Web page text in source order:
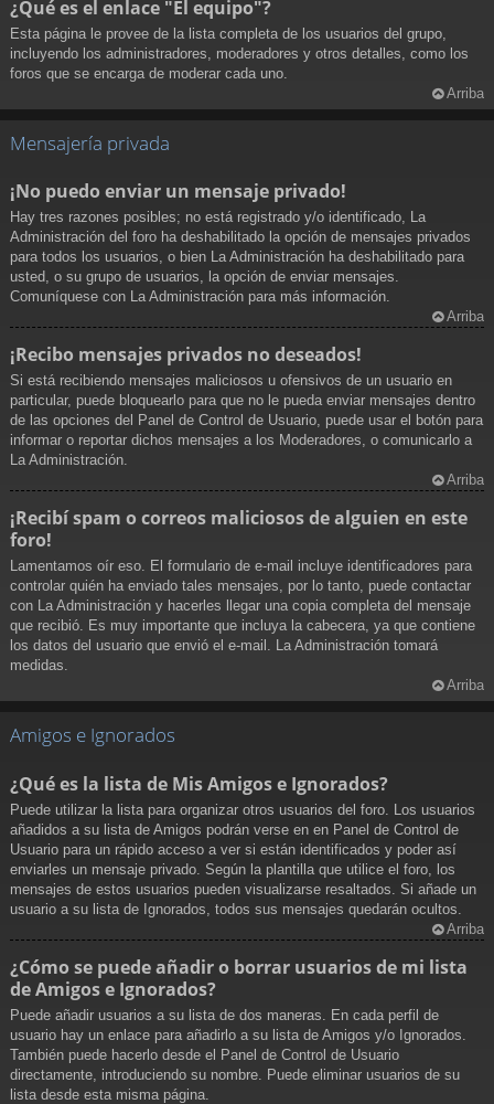
¿Qué es el enlace "El equipo"?
Esta página le provee de la lista completa de los usuarios del grupo,
incluyendo los administradores, moderadores y otros detalles, como los
foros que se encarga de moderar cada uno.
Arriba
Mensajería privada
¡No puedo enviar un mensaje privado!
Hay tres razones posibles; no está registrado y/o identificado, La
Administración del foro ha deshabilitado la opción de mensajes privados
para todos los usuarios, o bien La Administración ha deshabilitado para
usted, o su grupo de usuarios, la opción de enviar mensajes.
Comuníquese con La Administración para más información.
Arriba
¡Recibo mensajes privados no deseados!
Si está recibiendo mensajes maliciosos u ofensivos de un usuario en
particular, puede bloquearlo para que no le pueda enviar mensajes dentro
de las opciones del Panel de Control de Usuario, puede usar el botón para
informar o reportar dichos mensajes a los Moderadores, o comunicarlo a
La Administración.
Arriba
¡Recibí spam o correos maliciosos de alguien en este
foro!
Lamentamos oír eso. El formulario de e-mail incluye identificadores para
controlar quién ha enviado tales mensajes, por lo tanto, puede contactar
con La Administración y hacerles llegar una copia completa del mensaje
que recibió. Es muy importante que incluya la cabecera, ya que contiene
los datos del usuario que envió el e-mail. La Administración tomará
medidas.
Arriba
Amigos e Ignorados
¿Qué es la lista de Mis Amigos e Ignorados?
Puede utilizar la lista para organizar otros usuarios del foro. Los usuarios
añadidos a su lista de Amigos podrán verse en en Panel de Control de
Usuario para un rápido acceso a ver si están identificados y poder así
enviarles un mensaje privado. Según la plantilla que utilice el foro, los
mensajes de estos usuarios pueden visualizarse resaltados. Si añade un
usuario a su lista de Ignorados, todos sus mensajes quedarán ocultos.
Arriba
¿Cómo se puede añadir o borrar usuarios de mi lista
de Amigos e Ignorados?
Puede añadir usuarios a su lista de dos maneras. En cada perfil de
usuario hay un enlace para añadirlo a su lista de Amigos y/o Ignorados.
También puede hacerlo desde el Panel de Control de Usuario
directamente, introduciendo su nombre. Puede eliminar usuarios de su
lista desde esta misma página.